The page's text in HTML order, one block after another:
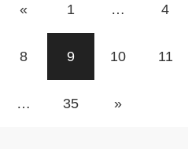
« 1 … 4
8 9 10 11
… 35 »